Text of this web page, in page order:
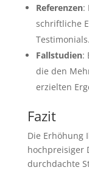
Referenzen:
schriftliche
Testimonials.
Fallstudien:
die den
erzielten
Fazit
Die Erhöhung
hochpreisiger
durchdachte